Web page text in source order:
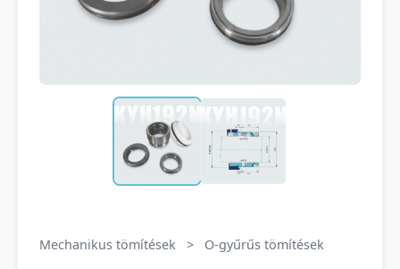
Mechanikus tömítések > O-gyűrűs tömítések